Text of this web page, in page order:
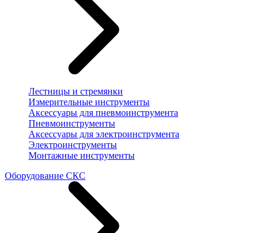
Лестницы и стремянки
Измерительные инструменты
Аксессуары для пневмоинструмента
Пневмоинструменты
Аксессуары для электроинструмента
Электроинструменты
Монтажные инструменты
Оборудование СКС